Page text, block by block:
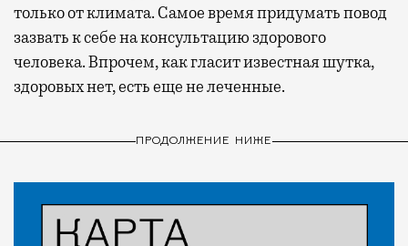
только от климата. Самое время придумать повод
зазвать к себе на консультацию здорового
человека. Впрочем, как гласит известная шутка,
здоровых нет, есть еще не леченные.
ПРОДОЛЖЕНИЕ НИЖЕ